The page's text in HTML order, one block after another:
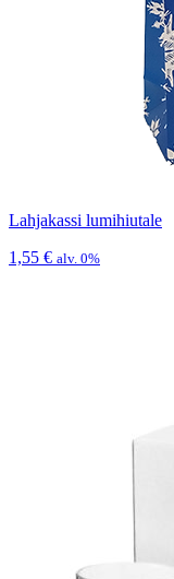
Lahjakassi lumihiutale
1,55 € alv. 0%